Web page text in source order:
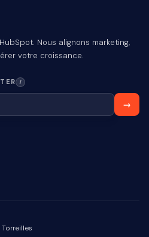
Nous alignons marketing,
votre croissance.
I
Torreilles